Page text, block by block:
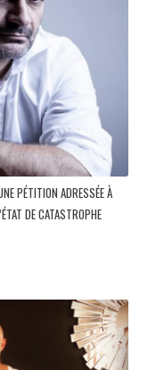
PÉTITION ADRESSÉE À
DE CATASTROPHE